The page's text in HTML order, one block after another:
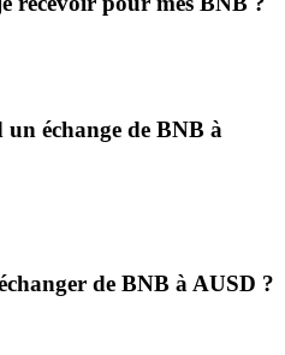
échange de BNB à
de BNB à AUSD ?